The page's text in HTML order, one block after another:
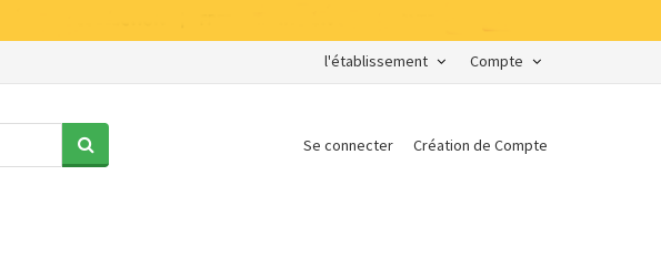
Compte
l'établissement
Se connecter Création de Compte